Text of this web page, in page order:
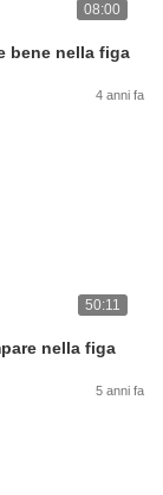
08:00
bene nella figa
4 anni fa
50:11
nella figa
5 anni fa